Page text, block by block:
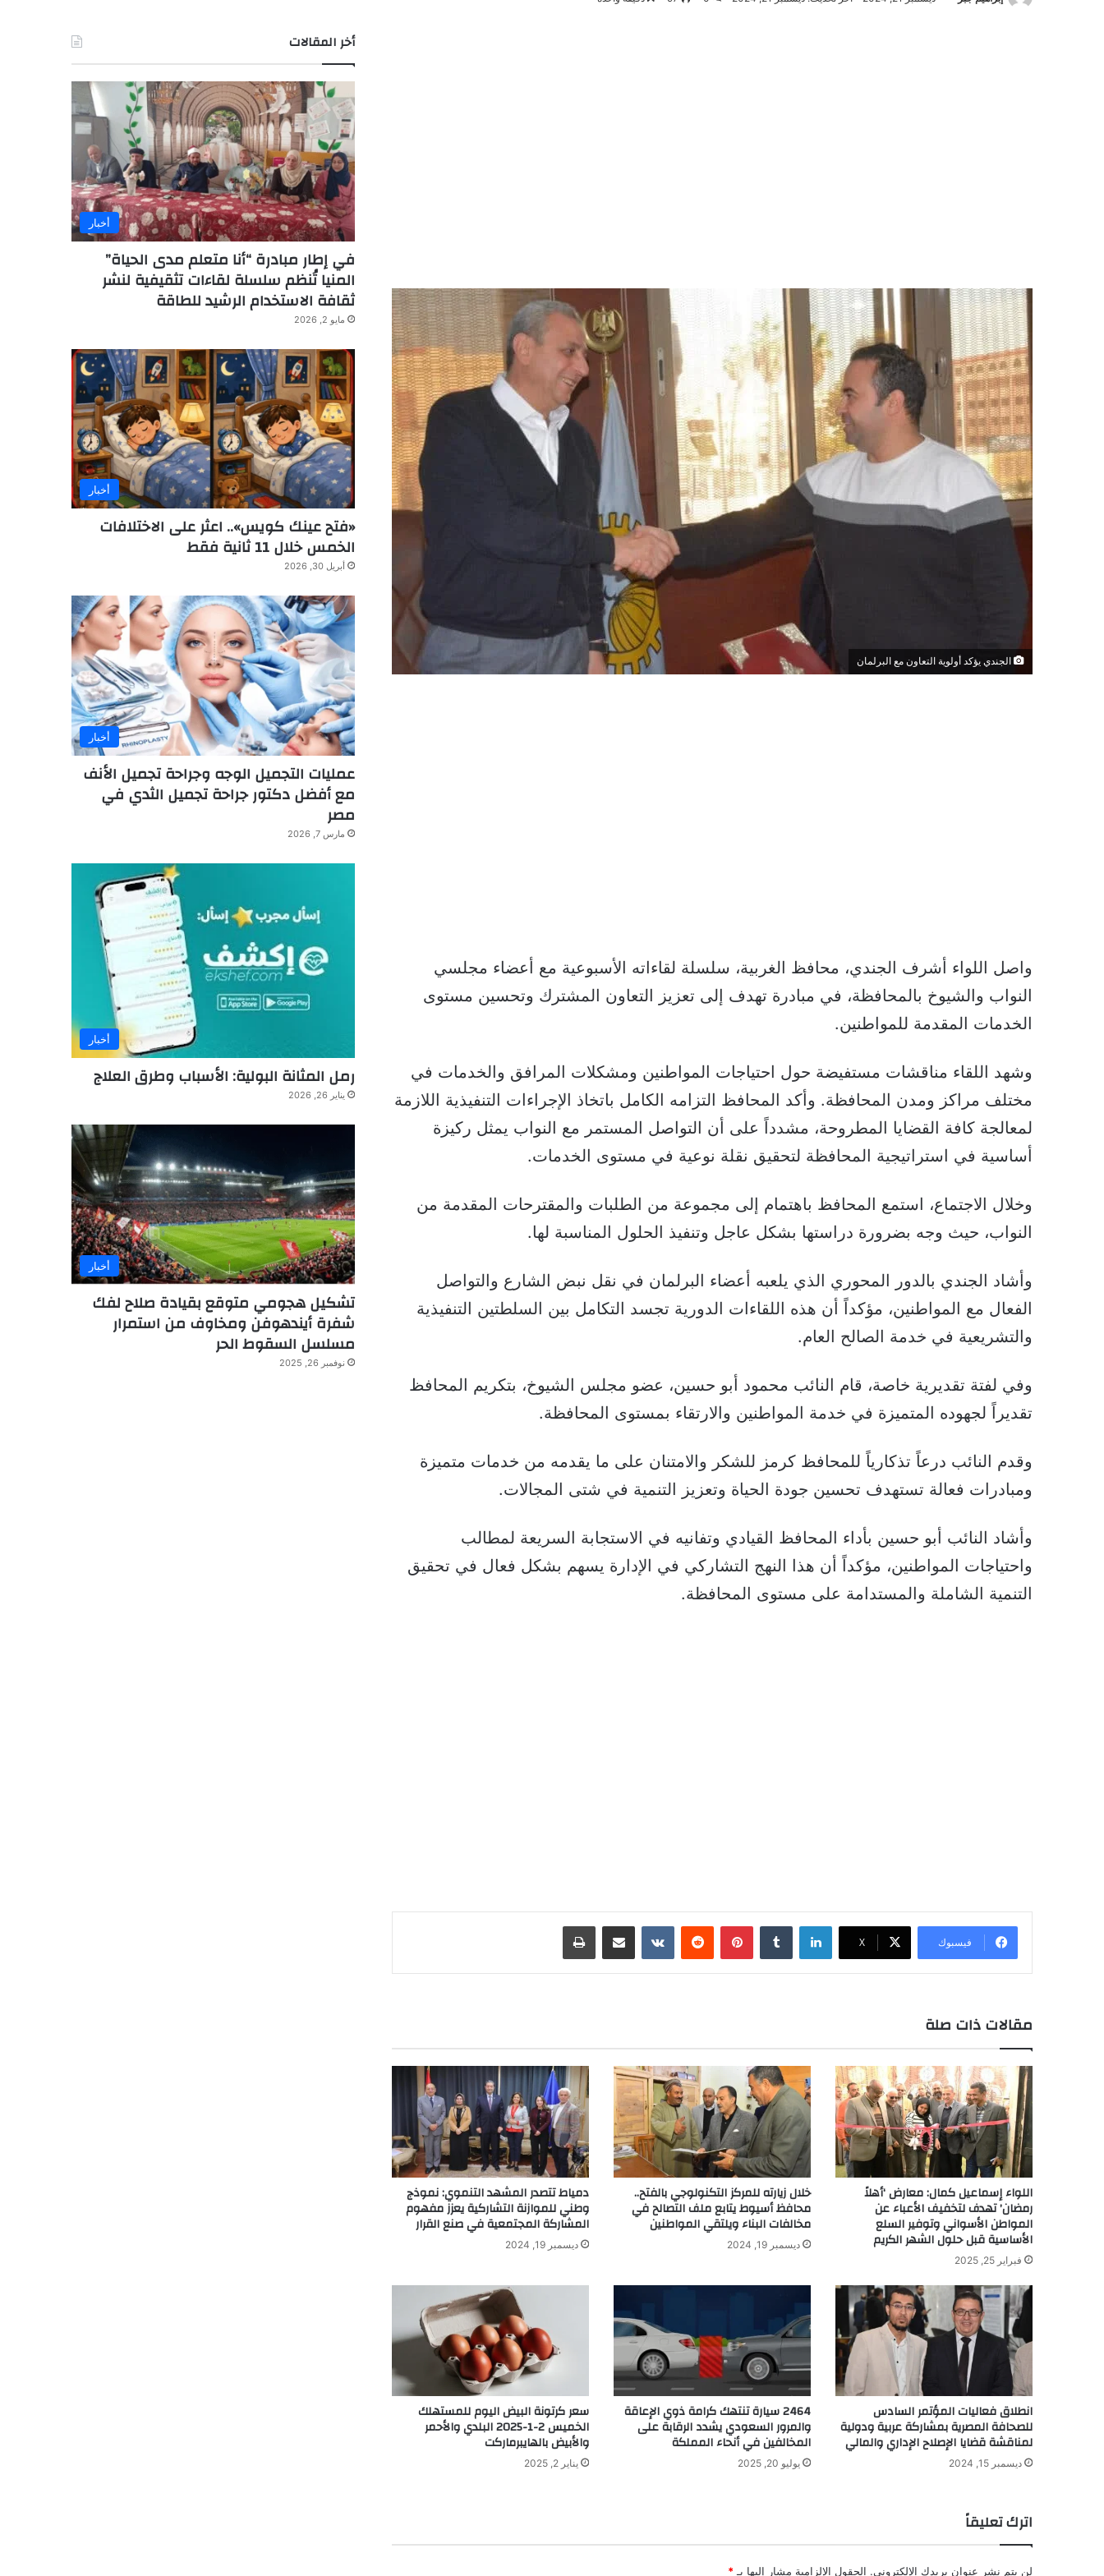
الجندي يؤكد أولوية التعاون مع البرلمان
واصل اللواء أشرف الجندي، محافظ الغربية، سلسلة لقاءاته الأسبوعية مع أعضاء مجلسي
النواب والشيوخ بالمحافظة، في مبادرة تهدف إلى تعزيز التعاون المشترك وتحسين مستوى
الخدمات المقدمة للمواطنين.
وشهد اللقاء مناقشات مستفيضة حول احتياجات المواطنين ومشكلات المرافق والخدمات في
مختلف مراكز ومدن المحافظة. وأكد المحافظ التزامه الكامل باتخاذ الإجراءات التنفيذية اللازمة
لمعالجة كافة القضايا المطروحة، مشدداً على أن التواصل المستمر مع النواب يمثل ركيزة
أساسية في استراتيجية المحافظة لتحقيق نقلة نوعية في مستوى الخدمات.
وخلال الاجتماع، استمع المحافظ باهتمام إلى مجموعة من الطلبات والمقترحات المقدمة من
النواب، حيث وجه بضرورة دراستها بشكل عاجل وتنفيذ الحلول المناسبة لها.
وأشاد الجندي بالدور المحوري الذي يلعبه أعضاء البرلمان في نقل نبض الشارع والتواصل
الفعال مع المواطنين، مؤكداً أن هذه اللقاءات الدورية تجسد التكامل بين السلطتين التنفيذية
والتشريعية في خدمة الصالح العام.
وفي لفتة تقديرية خاصة، قام النائب محمود أبو حسين، عضو مجلس الشيوخ، بتكريم المحافظ
تقديراً لجهوده المتميزة في خدمة المواطنين والارتقاء بمستوى المحافظة.
وقدم النائب درعاً تذكارياً للمحافظ كرمز للشكر والامتنان على ما يقدمه من خدمات متميزة
ومبادرات فعالة تستهدف تحسين جودة الحياة وتعزيز التنمية في شتى المجالات.
وأشاد النائب أبو حسين بأداء المحافظ القيادي وتفانيه في الاستجابة السريعة لمطالب
واحتياجات المواطنين، مؤكداً أن هذا النهج التشاركي في الإدارة يسهم بشكل فعال في تحقيق
التنمية الشاملة والمستدامة على مستوى المحافظة.
فيسبوك ‫X
لينكدإن بينتيريست
مقالات ذات صلة
اللواء إسماعيل كمال: معارض ‘أهلاً
رمضان’ تهدف لتخفيف الأعباء عن
المواطن الأسواني وتوفير السلع
الأساسية قبل حلول الشهر الكريم
فبراير 25, 2025
خلال زيارته للمركز التكنولوجي بالفتح..
محافظ أسيوط يتابع ملف التصالح في
مخالفات البناء ويلتقي المواطنين
ديسمبر 19, 2024
دمياط تتصدر المشهد التنموي: نموذج
وطني للموازنة التشاركية يعزز مفهوم
المشاركة المجتمعية في صنع القرار
ديسمبر 19, 2024
انطلاق فعاليات المؤتمر السادس
للصحافة المصرية بمشاركة عربية ودولية
لمناقشة قضايا الإصلاح الإداري والمالي
ديسمبر 15, 2024
2464 سيارة تنتهك كرامة ذوي الإعاقة
والمرور السعودي يشدد الرقابة على
المخالفين في أنحاء المملكة
يوليو 20, 2025
سعر كرتونة البيض اليوم للمستهلك
الخميس 2-1-2025 البلدي والأحمر
والأبيض بالهايبرماركت
يناير 2, 2025
اترك تعليقاً
لن يتم نشر عنوان بريدك الإلكتروني. الحقول الإلزامية مشار إليها بـ *
أخر المقالات
أخبار
في إطار مبادرة “أنا متعلم مدى الحياة”
المنيا تُنظم سلسلة لقاءات تثقيفية لنشر
ثقافة الاستخدام الرشيد للطاقة
مايو 2, 2026
أخبار
«فتح عينك كويس».. اعثر على الاختلافات
الخمس خلال 11 ثانية فقط
أبريل 30, 2026
أخبار
عمليات التجميل الوجه وجراحة تجميل الأنف
مع أفضل دكتور جراحة تجميل الثدي في
مصر
مارس 7, 2026
أخبار
رمل المثانة البولية: الأسباب وطرق العلاج
يناير 26, 2026
أخبار
تشكيل هجومي متوقع بقيادة صلاح لفك
شفرة أيندهوفن ومخاوف من استمرار
مسلسل السقوط الحر
نوفمبر 26, 2025